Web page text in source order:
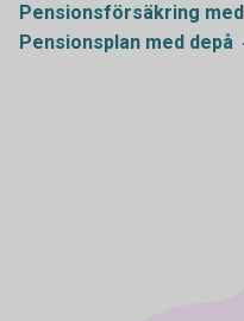
Pensionsförsäkring med
Pensionsplan med depå